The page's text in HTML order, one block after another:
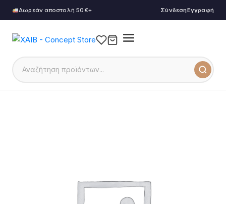
Δωρεάν αποστολή 50€+ ΣύνδεσηΕγγραφή